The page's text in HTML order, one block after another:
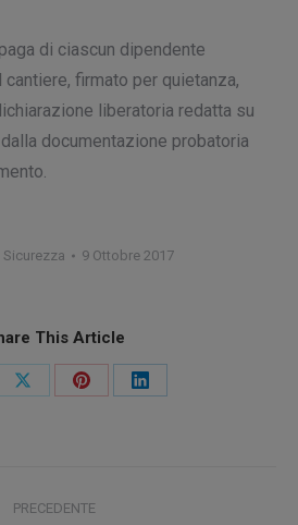
di ciascun dipendente
firmato per quietanza,
liberatoria redatta su
documentazione probatoria
Sicurezza 9 Ottobre 2017
This Article
CondividiCondividiCondividi
PRECEDENTE